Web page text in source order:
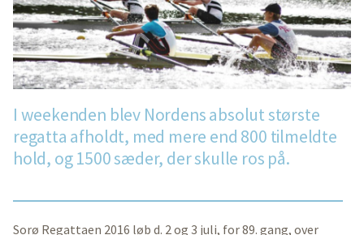
I weekenden blev Nordens absolut største
regatta afholdt, med mere end 800 tilmeldte
hold, og 1500 sæder, der skulle ros på.
Sorø Regattaen 2016 løb d. 2 og 3 juli, for 89. gang, over